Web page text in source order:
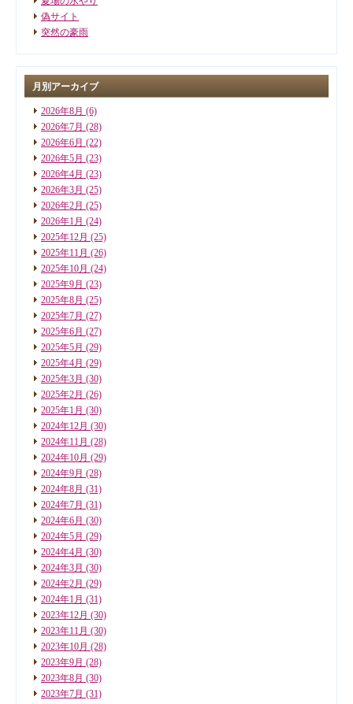
偽サイト
突然の豪雨
月別アーカイブ
2026年8月 (6)
2026年7月 (28)
2026年6月 (22)
2026年5月 (23)
2026年4月 (23)
2026年3月 (25)
2026年2月 (25)
2026年1月 (24)
2025年12月 (25)
2025年11月 (26)
2025年10月 (24)
2025年9月 (23)
2025年8月 (25)
2025年7月 (27)
2025年6月 (27)
2025年5月 (29)
2025年4月 (29)
2025年3月 (30)
2025年2月 (26)
2025年1月 (30)
2024年12月 (30)
2024年11月 (28)
2024年10月 (29)
2024年9月 (28)
2024年8月 (31)
2024年7月 (31)
2024年6月 (30)
2024年5月 (29)
2024年4月 (30)
2024年3月 (30)
2024年2月 (29)
2024年1月 (31)
2023年12月 (30)
2023年11月 (30)
2023年10月 (28)
2023年9月 (28)
2023年8月 (30)
2023年7月 (31)